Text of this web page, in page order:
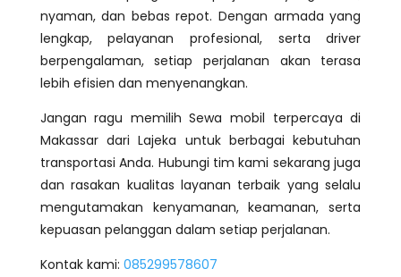
nyaman, dan bebas repot. Dengan armada yang
lengkap, pelayanan profesional, serta driver
berpengalaman, setiap perjalanan akan terasa
lebih efisien dan menyenangkan.
Jangan ragu memilih Sewa mobil terpercaya di
Makassar dari Lajeka untuk berbagai kebutuhan
transportasi Anda. Hubungi tim kami sekarang juga
dan rasakan kualitas layanan terbaik yang selalu
mengutamakan kenyamanan, keamanan, serta
kepuasan pelanggan dalam setiap perjalanan.
Kontak kami: 085299578607